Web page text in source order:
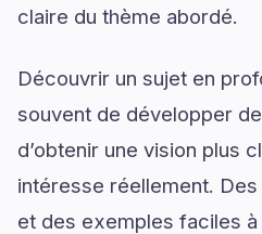
claire du thème abordé.
Découvrir un sujet en
souvent de développer
d’obtenir une vision plus
intéresse réellement.
et des exemples faciles